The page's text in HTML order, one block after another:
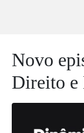
Novo
Direito e